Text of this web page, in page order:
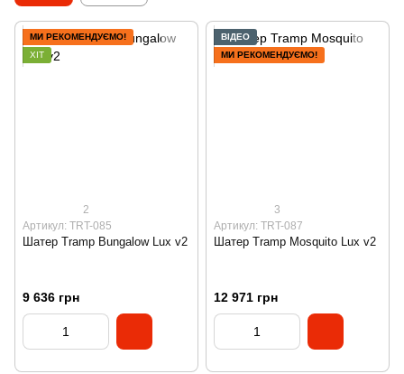
МИ РЕКОМЕНДУЄМО!
ХІТ
2
Артикул: TRT-085
Шатер Tramp Bungalow Lux v2
9 636 грн
ВІДЕО
МИ РЕКОМЕНДУЄМО!
3
Артикул: TRT-087
Шатер Tramp Mosquito Lux v2
12 971 грн